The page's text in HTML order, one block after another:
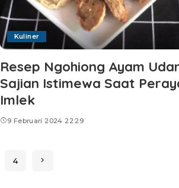
Kuliner
Resep Ngohiong Ayam
Sajian Istimewa Saat
Imlek
9 Februari 2024 22:29
4